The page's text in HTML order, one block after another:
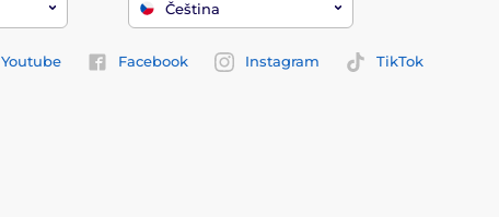
Čeština
Youtube Facebook Instagram TikTok